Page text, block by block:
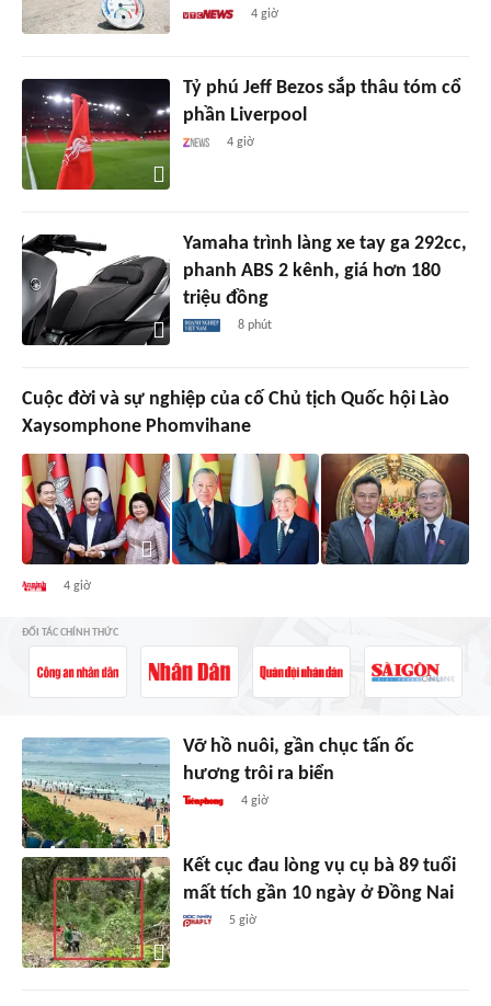
4 giờ
Tỷ phú Jeff Bezos sắp thâu tóm cổ
phần Liverpool
4 giờ
Yamaha trình làng xe tay ga 292cc,
phanh ABS 2 kênh, giá hơn 180
triệu đồng
8 phút
Cuộc đời và sự nghiệp của cố Chủ tịch Quốc hội Lào
Xaysomphone Phomvihane
4 giờ
ĐỐI TÁC CHÍNH THỨC
Vỡ hồ nuôi, gần chục tấn ốc
hương trôi ra biển
4 giờ
Kết cục đau lòng vụ cụ bà 89 tuổi
mất tích gần 10 ngày ở Đồng Nai
5 giờ